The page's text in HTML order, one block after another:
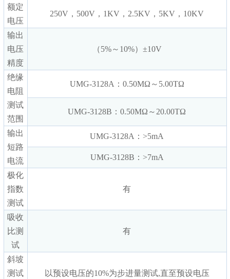
额定
电压
250V，500V，1KV，2.5KV，5KV，10KV
输出
电压
精度
（5%～10%）±10V
绝缘
电阻
测试
范围
UMG-3128A：0.50MΩ～5.00TΩ
UMG-3128B：0.50MΩ～20.00TΩ
输出
短路
电流
UMG-3128A：>5mA
UMG-3128B：>7mA
极化
指数
测试
有
吸收
比测
试
有
斜坡
测试
以预设电压的10%为步进量测试,直至预设电压